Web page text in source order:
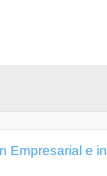
Empresarial e